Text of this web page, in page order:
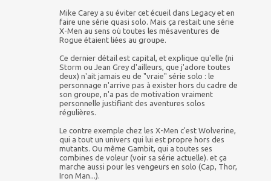
Mike Carey a su éviter cet écueil dans Legacy et en
faire une série quasi solo. Mais ça restait une série
X-Men au sens où toutes les mésaventures de
Rogue étaient liées au groupe.
Ce dernier détail est capital, et explique qu'elle (ni
Storm ou Jean Grey d'ailleurs, que j'adore toutes
deux) n'ait jamais eu de "vraie" série solo : le
personnage n'arrive pas à exister hors du cadre de
son groupe, n'a pas de motivation vraiment
personnelle justifiant des aventures solos
régulières.
Le contre exemple chez les X-Men c'est Wolverine,
qui a tout un univers qui lui est propre hors des
mutants. Ou même Gambit, qui a toutes ses
combines de voleur (voir sa série actuelle). et ça
marche aussi pour les vengeurs en solo (Cap, Thor,
Iron Man...).